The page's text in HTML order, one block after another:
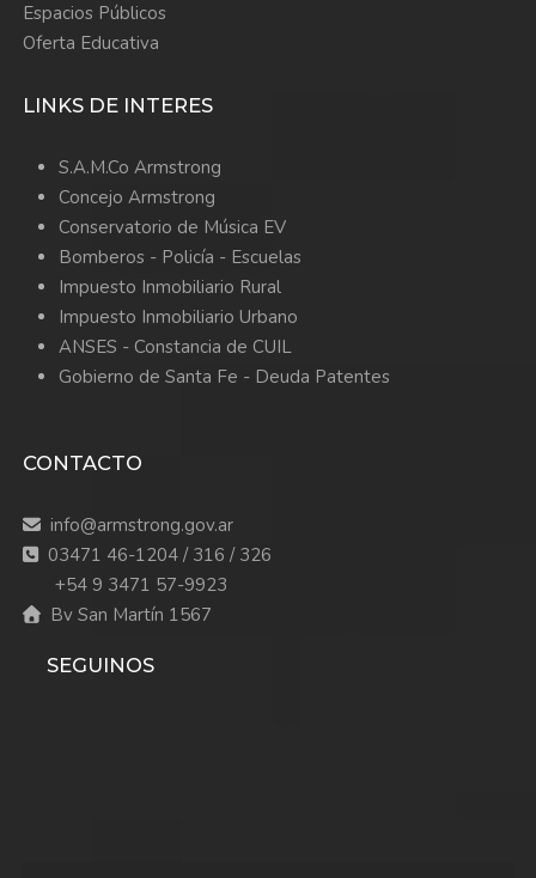
Espacios Públicos
Oferta Educativa
LINKS DE INTERES
S.A.M.Co Armstrong
Concejo Armstrong
Conservatorio de Música EV
Bomberos - Policía - Escuelas
Impuesto Inmobiliario Rural
Impuesto Inmobiliario Urbano
ANSES - Constancia de CUIL
Gobierno de Santa Fe - Deuda Patentes
CONTACTO
info@armstrong.gov.ar
03471 46-1204 / 316 / 326
+54 9 3471 57-9923
Bv San Martín 1567
SEGUINOS